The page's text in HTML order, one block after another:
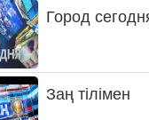
Город
Заң тілімен